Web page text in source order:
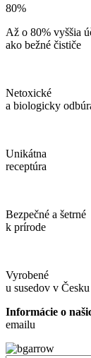
80%
Až o 80% vyššia
ako bežné čističe
Netoxické
a biologicky
Unikátna
receptúra
Bezpečné a šetrné
k prírode
Vyrobené
u susedov v Česku
Informácie o
emailu